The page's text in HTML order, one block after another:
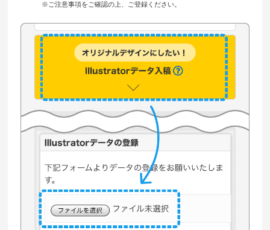
※ご注意事項をご確認の上、ご登録ください。